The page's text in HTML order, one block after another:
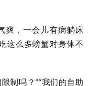
爽，一会儿有病躺床
这么多螃蟹对身体不
制吗？”“我们的自助